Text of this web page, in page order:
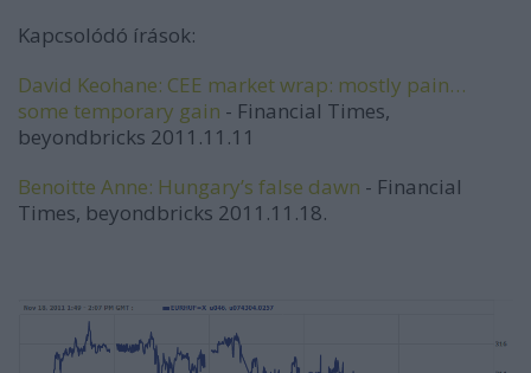
Kapcsolódó írások:
David Keohane: CEE market wrap: mostly pain…
some temporary gain - Financial Times,
beyondbricks 2011.11.11
Benoitte Anne: Hungary’s false dawn - Financial
Times, beyondbricks 2011.11.18.